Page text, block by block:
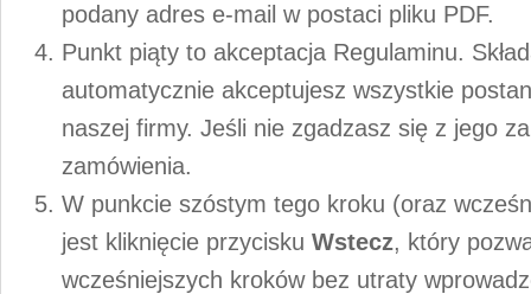
podany adres e-mail w postaci pliku PDF.
Punkt piąty to akceptacja Regulaminu.
automatycznie akceptujesz wszystkie
naszej firmy. Jeśli nie zgadzasz się z jego
zamówienia.
W punkcie szóstym tego kroku (oraz
jest kliknięcie przycisku Wstecz, który
wcześniejszych kroków bez utraty